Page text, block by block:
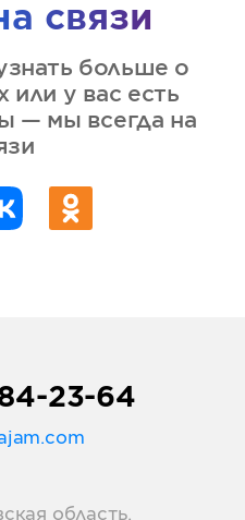
связи
больше о
или у вас есть
— мы всегда на
23-64
область,